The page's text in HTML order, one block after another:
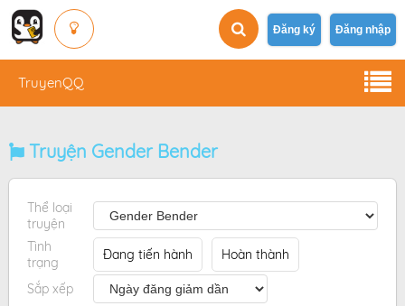
Đăng ký Đăng nhập
TruyenQQ
Truyện Gender Bender
Thể loại
truyện
Tình
trạng
Đang tiến hành Hoàn thành
Sắp xếp